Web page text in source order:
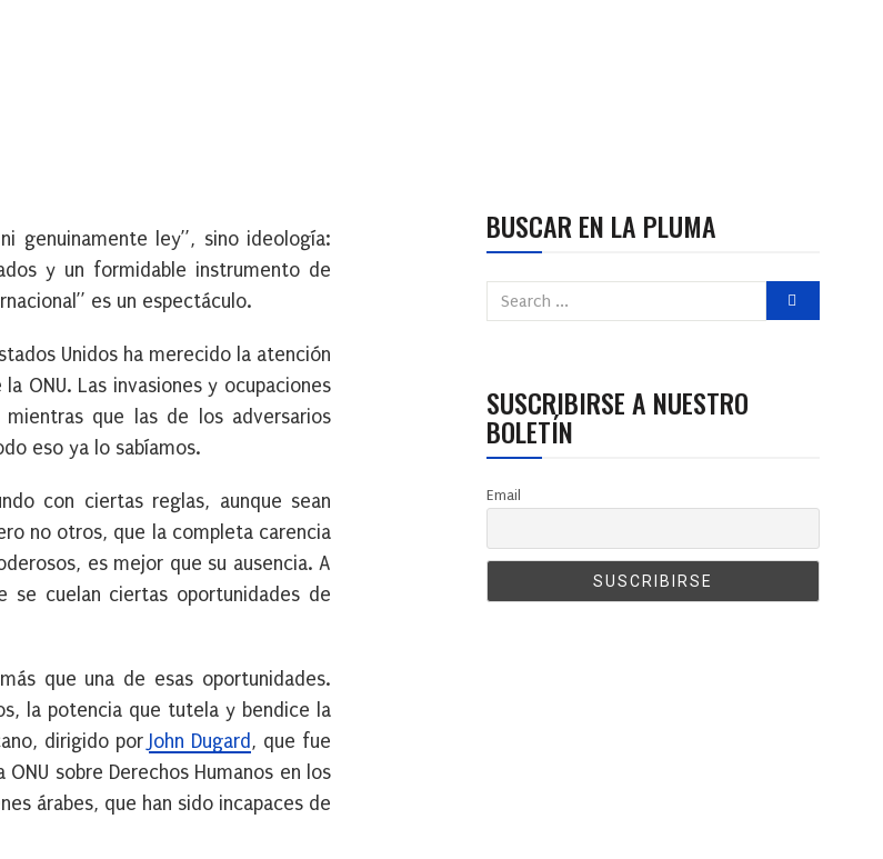
genuinamente ley”, sino ideología:
y un formidable instrumento de
es un espectáculo.
Unidos ha merecido la atención
ONU. Las invasiones y ocupaciones
que las de los adversarios
eso ya lo sabíamos.
con ciertas reglas, aunque sean
no otros, que la completa carencia
es mejor que su ausencia. A
se cuelan ciertas oportunidades de
que una de esas oportunidades.
la potencia que tutela y bendice la
dirigido porJohn Dugard, que fue
sobre Derechos Humanos en los
árabes, que han sido incapaces de
BUSCAR EN LA PLUMA
SUSCRIBIRSE A NUESTRO
BOLETÍN
Email